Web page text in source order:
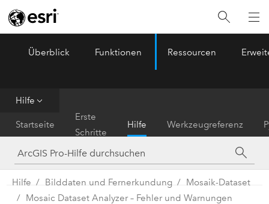
ArcGIS Pro
Überblick Funktionen Ressourcen
Hilfe
Startseite
Erste
Schritte
Hilfe Werkzeugreferenz
Hilfe Bilddaten und Fernerkundung
Mosaik-Dataset
Mosaic Dataset Analyzer – Fehler und Warnungen